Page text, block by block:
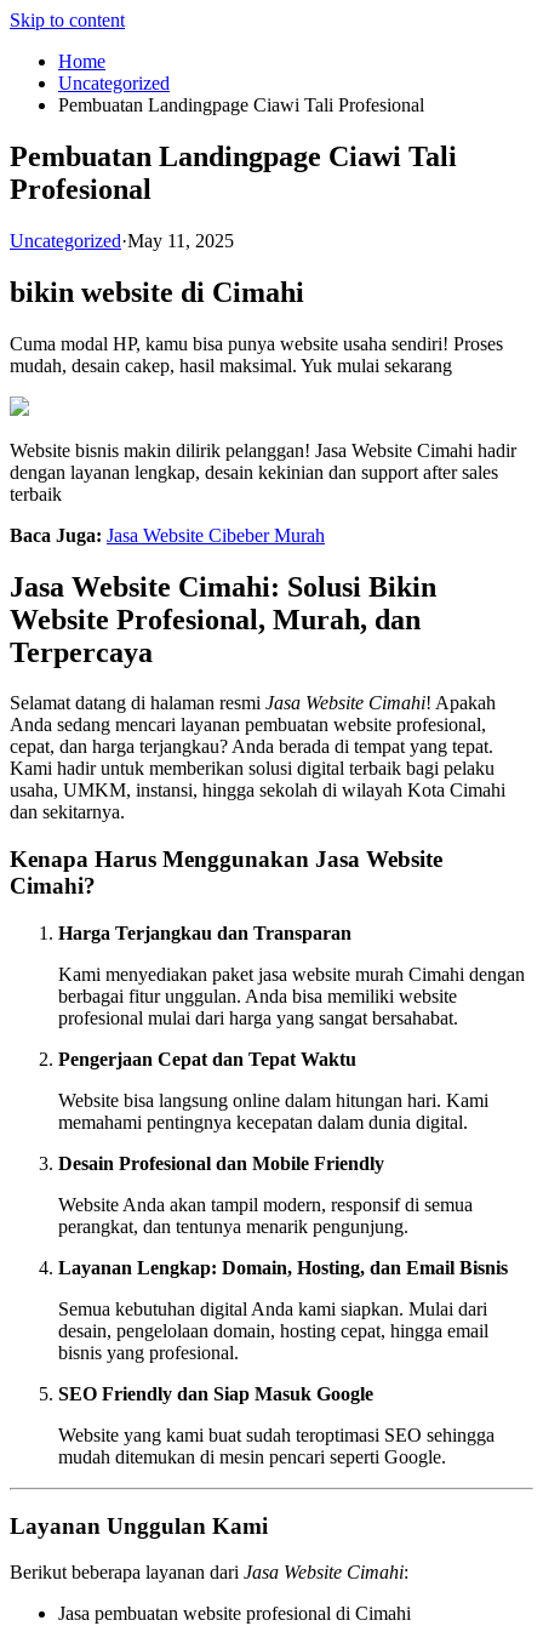
Skip to content
Home
Uncategorized
Pembuatan Landingpage Ciawi Tali Profesional
Pembuatan Landingpage Ciawi Tali
Profesional
Uncategorized·May 11, 2025
bikin website di Cimahi
Cuma modal HP, kamu bisa punya website usaha sendiri! Proses
mudah, desain cakep, hasil maksimal. Yuk mulai sekarang
Website bisnis makin dilirik pelanggan! Jasa Website Cimahi hadir
dengan layanan lengkap, desain kekinian dan support after sales
terbaik
Baca Juga: Jasa Website Cibeber Murah
Jasa Website Cimahi: Solusi Bikin
Website Profesional, Murah, dan
Terpercaya
Selamat datang di halaman resmi Jasa Website Cimahi! Apakah
Anda sedang mencari layanan pembuatan website profesional,
cepat, dan harga terjangkau? Anda berada di tempat yang tepat.
Kami hadir untuk memberikan solusi digital terbaik bagi pelaku
usaha, UMKM, instansi, hingga sekolah di wilayah Kota Cimahi
dan sekitarnya.
Kenapa Harus Menggunakan Jasa Website
Cimahi?
Harga Terjangkau dan Transparan
Kami menyediakan paket jasa website murah Cimahi dengan
berbagai fitur unggulan. Anda bisa memiliki website
profesional mulai dari harga yang sangat bersahabat.
Pengerjaan Cepat dan Tepat Waktu
Website bisa langsung online dalam hitungan hari. Kami
memahami pentingnya kecepatan dalam dunia digital.
Desain Profesional dan Mobile Friendly
Website Anda akan tampil modern, responsif di semua
perangkat, dan tentunya menarik pengunjung.
Layanan Lengkap: Domain, Hosting, dan Email Bisnis
Semua kebutuhan digital Anda kami siapkan. Mulai dari
desain, pengelolaan domain, hosting cepat, hingga email
bisnis yang profesional.
SEO Friendly dan Siap Masuk Google
Website yang kami buat sudah teroptimasi SEO sehingga
mudah ditemukan di mesin pencari seperti Google.
Layanan Unggulan Kami
Berikut beberapa layanan dari Jasa Website Cimahi:
Jasa pembuatan website profesional di Cimahi